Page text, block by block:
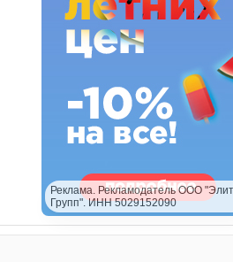
Реклама. Рекламодатель ООО "Элит
Групп". ИНН 5029152090